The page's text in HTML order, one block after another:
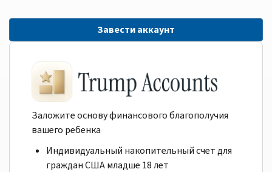
Завести аккаунт
Заложите основу финансового благополучия
вашего ребенка
Индивидуальный накопительный счет для
граждан США младше 18 лет